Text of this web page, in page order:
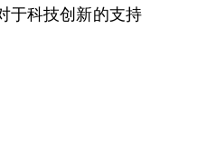
于科技创新的支持